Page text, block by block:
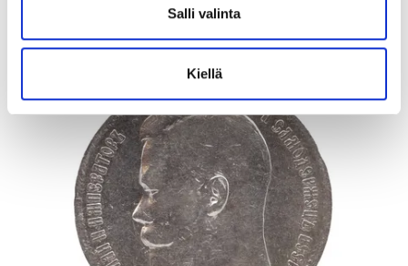
Salli valinta
Kiellä